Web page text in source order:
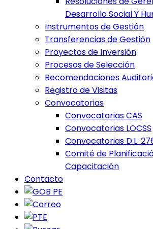
Desarrollo Social Y
Instrumentos de Gestión
Transferencias de Gestión
Proyectos de Inversión
Procesos de Selección
Recomendaciones
Registro de Visitas
Convocatorias
Convocatorias CAS
Convocatorias LOCSS
Convocatorias D.L.
Comité de
Capacitación
Contacto